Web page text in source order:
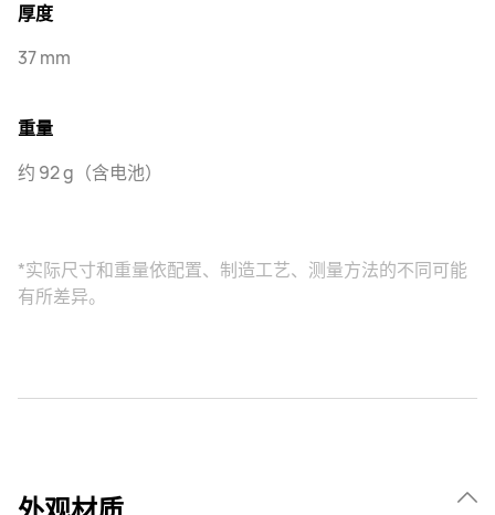
厚度
37 mm
重量
约 92 g（含电池）
*实际尺寸和重量依配置、制造工艺、测量方法的不同可能
有所差异。